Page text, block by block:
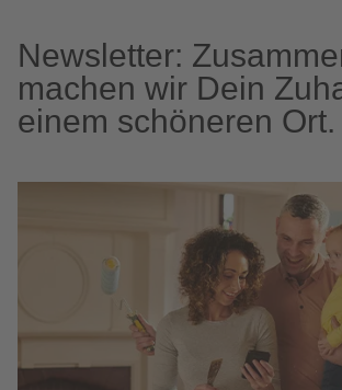
Newsletter:
machen wir Dein
einem schöneren Ort.